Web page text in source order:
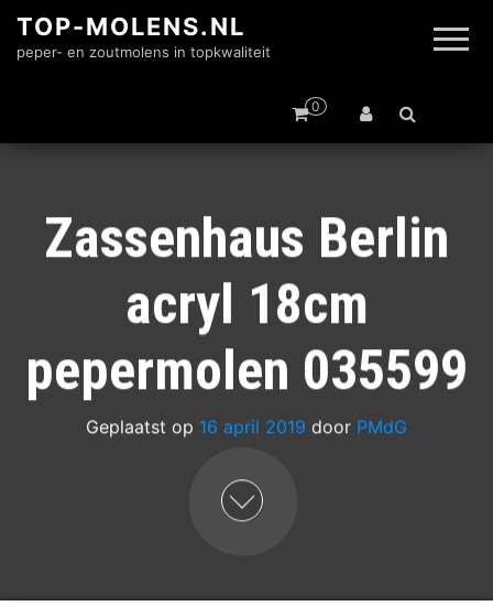
TOP-MOLENS.NL
peper- en zoutmolens in topkwaliteit
0
Zassenhaus Berlin
acryl 18cm
pepermolen 035599
Geplaatst op 16 april 2019 door PMdG